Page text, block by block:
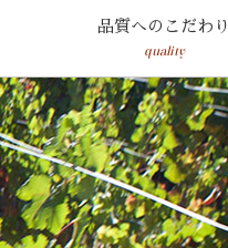
品質へのこだわり
quality